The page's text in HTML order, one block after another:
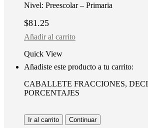
Nivel: Preescolar – Primaria
$81.25
Añadir al carrito
Quick View
Añadiste este producto a tu carrito:
CABALLETE FRACCIONES,
PORCENTAJES
Ir al carrito Continuar